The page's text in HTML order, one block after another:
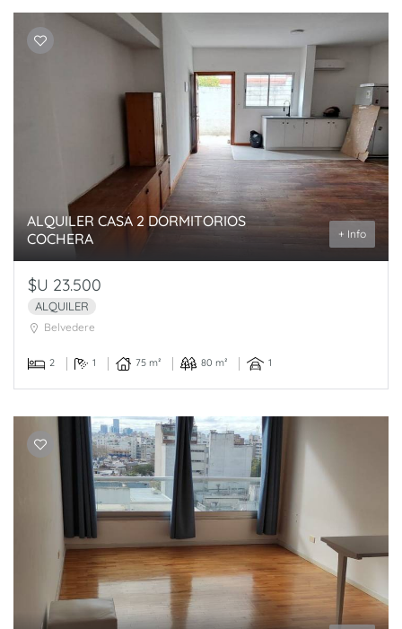
ALQUILER CASA 2 DORMITORIOS
COCHERA
+ Info
$U 23.500
ALQUILER
Belvedere
2 1 75 m² 80 m² 1